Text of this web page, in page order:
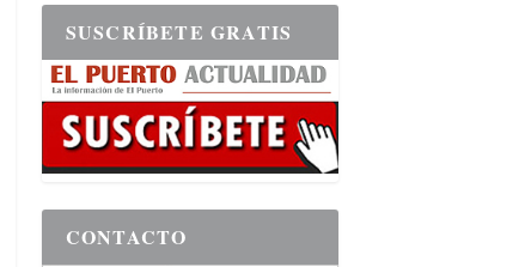
SUSCRÍBETE GRATIS
CONTACTO